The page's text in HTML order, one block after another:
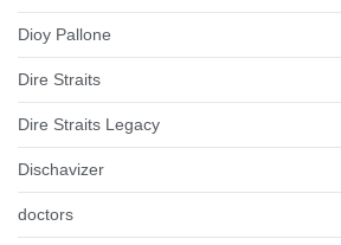
Dioy Pallone
Dire Straits
Dire Straits Legacy
Dischavizer
doctors